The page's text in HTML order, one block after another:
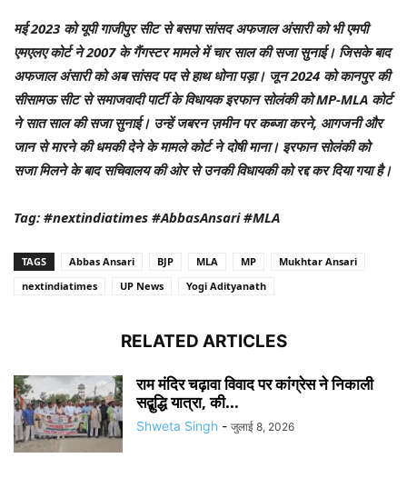
मई 2023 को यूपी गाजीपुर सीट से बसपा सांसद अफजाल अंसारी को भी एमपी
एमएलए कोर्ट ने 2007 के गैंगस्टर मामले में चार साल की सजा सुनाई। जिसके बाद
अफजाल अंसारी को अब सांसद पद से हाथ धोना पड़ा। जून 2024 को कानपुर की
सीसामऊ सीट से समाजवादी पार्टी के विधायक इरफान सोलंकी को MP-MLA कोर्ट
ने सात साल की सजा सुनाई। उन्हें जबरन ज़मीन पर कब्जा करने, आगजनी और
जान से मारने की धमकी देने के मामले कोर्ट ने दोषी माना। इरफान सोलंकी को
सजा मिलने के बाद सचिवालय की ओर से उनकी विधायकी को रद्द कर दिया गया है।
Tag: #nextindiatimes #AbbasAnsari #MLA
TAGS Abbas Ansari BJP MLA MP
Mukhtar Ansari
nextindiatimes
UP News Yogi Adityanath
RELATED ARTICLES
राम मंदिर चढ़ावा विवाद पर कांग्रेस ने निकाली
सद्बुद्धि यात्रा, की...
Shweta Singh - जुलाई 8, 2026